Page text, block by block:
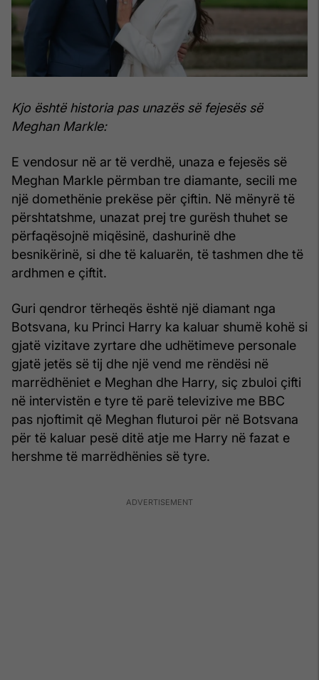
Kjo është historia pas unazës së fejesës së
Meghan Markle:
E vendosur në ar të verdhë, unaza e fejesës së
Meghan Markle përmban tre diamante, secili me
një domethënie prekëse për çiftin. Në mënyrë të
përshtatshme, unazat prej tre gurësh thuhet se
përfaqësojnë miqësinë, dashurinë dhe
besnikërinë, si dhe të kaluarën, të tashmen dhe të
ardhmen e çiftit.
Guri qendror tërheqës është një diamant nga
Botsvana, ku Princi Harry ka kaluar shumë kohë si
gjatë vizitave zyrtare dhe udhëtimeve personale
gjatë jetës së tij dhe një vend me rëndësi në
marrëdhëniet e Meghan dhe Harry, siç zbuloi çifti
në intervistën e tyre të parë televizive me BBC
pas njoftimit që Meghan fluturoi për në Botsvana
për të kaluar pesë ditë atje me Harry në fazat e
hershme të marrëdhënies së tyre.